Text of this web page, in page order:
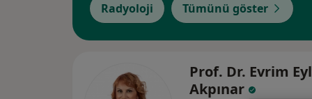
Radyoloji Tümünü göster
Prof. Dr. Evrim
Akpınar